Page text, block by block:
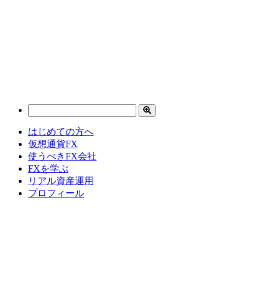
はじめての方へ
仮想通貨FX
使うべきFX会社
FXを学ぶ
リアル資産運用
プロフィール